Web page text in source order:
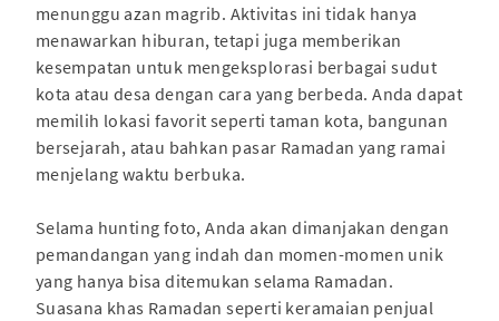
menunggu azan magrib. Aktivitas ini tidak hanya
menawarkan hiburan, tetapi juga memberikan
kesempatan untuk mengeksplorasi berbagai sudut
kota atau desa dengan cara yang berbeda. Anda dapat
memilih lokasi favorit seperti taman kota, bangunan
bersejarah, atau bahkan pasar Ramadan yang ramai
menjelang waktu berbuka.
Selama hunting foto, Anda akan dimanjakan dengan
pemandangan yang indah dan momen-momen unik
yang hanya bisa ditemukan selama Ramadan.
Suasana khas Ramadan seperti keramaian penjual